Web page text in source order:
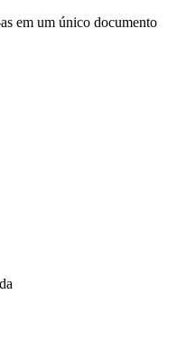
em um único documento